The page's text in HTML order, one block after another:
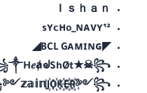
Ｉｓｈａｎ
sʏcʜo_ɴᴀᴠʏ¹²
◤BCL Gᴀᴍɪɴɢ◢